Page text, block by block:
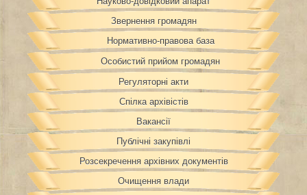
Звернення громадян
Нормативно-правова база
Особистий прийом громадян
Регуляторні акти
Спілка архівістів
Вакансії
Публічні закупівлі
Розсекречення архівних документів
Очищення влади